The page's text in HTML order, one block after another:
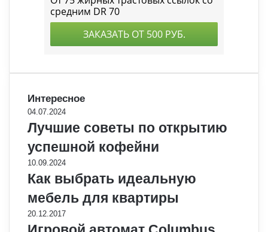
Интересное
04.07.2024
Лучшие советы по открытию
успешной кофейни
10.09.2024
Как выбрать идеальную
мебель для квартиры
20.12.2017